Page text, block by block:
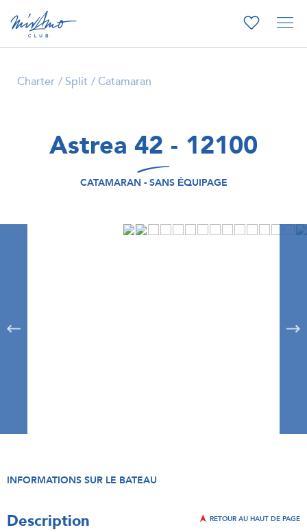
Charter Split Catamaran
Astrea 42 - 12100
CATAMARAN - SANS ÉQUIPAGE
INFORMATIONS SUR LE BATEAU
Description RETOUR AU HAUT DE PAGE